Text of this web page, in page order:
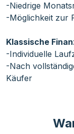
-Niedrige
-Möglichkeit zur
Klassische
-Individuelle
-Nach
Käufer